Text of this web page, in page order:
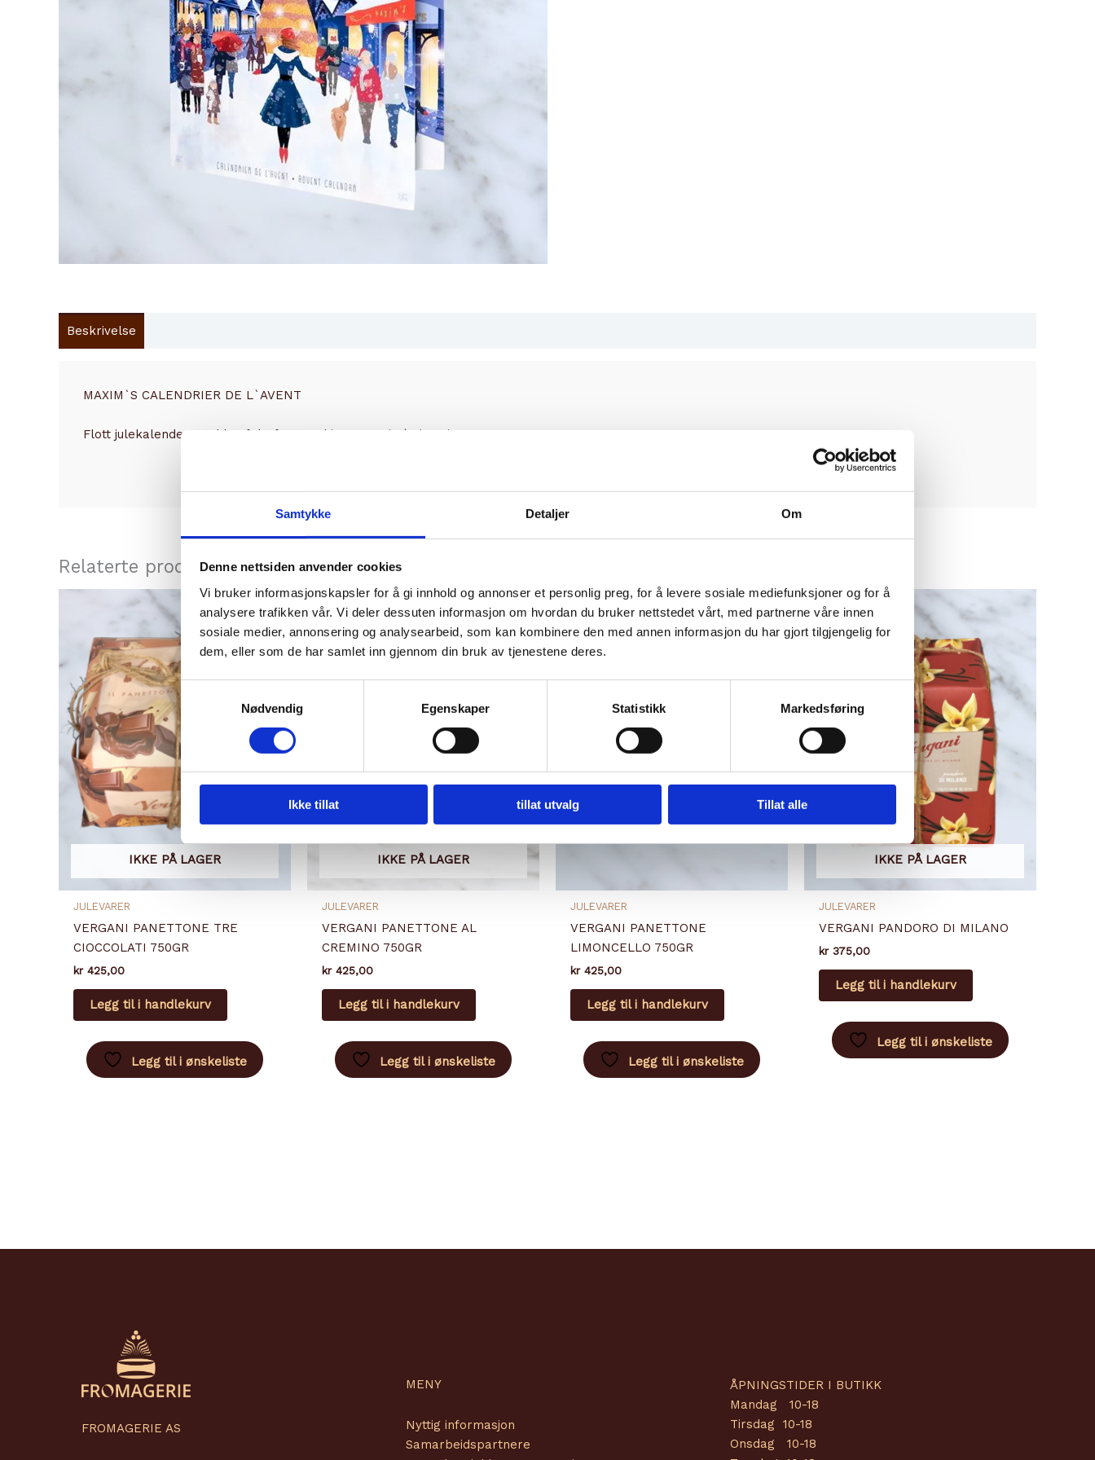
Samtykke Detaljer Om
Denne nettsiden anvender cookies
Vi bruker informasjonskapsler for å gi innhold og annonser et personlig preg, for å levere sosiale mediefunksjoner og for å
analysere trafikken vår. Vi deler dessuten informasjon om hvordan du bruker nettstedet vårt, med partnerne våre innen
sosiale medier, annonsering og analysearbeid, som kan kombinere den med annen informasjon du har gjort tilgjengelig for
dem, eller som de har samlet inn gjennom din bruk av tjenestene deres.
Samtykkevalg
Nødvendig
Egenskaper Statistikk Markedsføring
Ikke tillat tillat utvalg Tillat alle
Beskrivelse
MAXIM`S CALENDRIER DE L`AVENT
Flott julekalender med konfekt fra anerkjente Maxim`s i Paris.
Relaterte produkter
IKKE PÅ LAGER
JULEVARER
VERGANI PANETTONE TRE
CIOCCOLATI 750GR
kr425,00
Legg til i handlekurv
Legg til i ønskeliste
IKKE PÅ LAGER
JULEVARER
VERGANI PANETTONE AL
CREMINO 750GR
kr425,00
Legg til i handlekurv
Legg til i ønskeliste
JULEVARER
VERGANI PANETTONE
LIMONCELLO 750GR
kr425,00
Legg til i handlekurv
Legg til i ønskeliste
IKKE PÅ LAGER
JULEVARER
VERGANI PANDORO DI MILANO
kr375,00
Legg til i handlekurv
Legg til i ønskeliste
FROMAGERIE AS
MENY
Nyttig informasjon
Samarbeidspartnere
ÅPNINGSTIDER I BUTIKK
Mandag 10-18
Tirsdag 10-18
Onsdag 10-18